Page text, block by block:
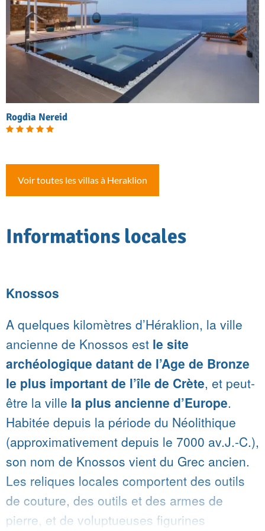
Rogdia Nereid
Voir toutes les villas à Heraklion
Informations locales
Knossos
A quelques kilomètres d’Héraklion, la ville
ancienne de Knossos est le site
archéologique datant de l’Age de Bronze
le plus important de l’île de Crète, et peut-
être la ville la plus ancienne d’Europe.
Habitée depuis la période du Néolithique
(approximativement depuis le 7000 av.J.-C.),
son nom de Knossos vient du Grec ancien.
Les reliques locales comportent des outils
de couture, des outils et des armes de
pierre, et de voluptueuses figurines